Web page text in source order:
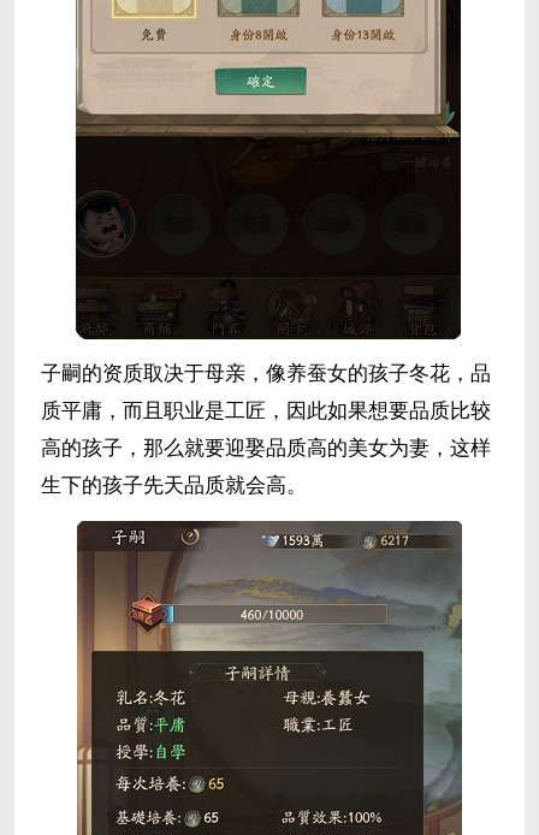
子嗣的资质取决于母亲，像养蚕女的孩子冬花，品
质平庸，而且职业是工匠，因此如果想要品质比较
高的孩子，那么就要迎娶品质高的美女为妻，这样
生下的孩子先天品质就会高。